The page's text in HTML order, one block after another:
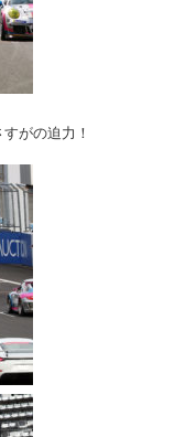
がの迫力！